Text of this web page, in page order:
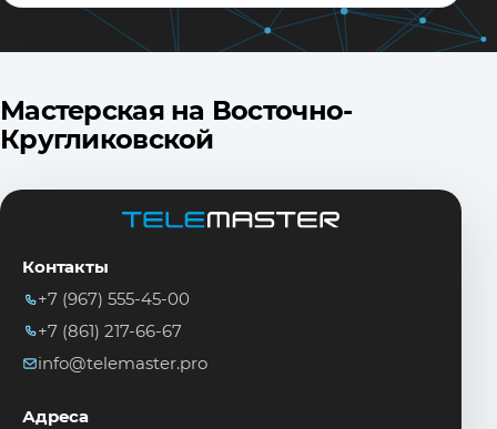
Мастерская на Восточно-
Кругликовской
Контакты
+7 (967) 555-45-00
+7 (861) 217-66-67
info@telemaster.pro
Адреса